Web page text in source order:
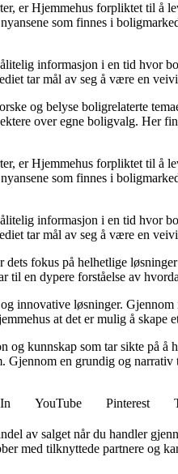
er Hjemmehus forpliktet til
som finnes i
informasjon i en tid hvor
tar mål av seg å være en
og belyse boligrelaterte
over egne boligvalg. Her
er Hjemmehus forpliktet til
som finnes i
informasjon i en tid hvor
tar mål av seg å være en
fokus på helhetlige
til en dypere forståelse av
innovative løsninger.
at det er mulig å
og kunnskap som tar sikte på
Gjennom en grundig og
YouTube Pinterest
av salget når du handler
med tilknyttede partnere og